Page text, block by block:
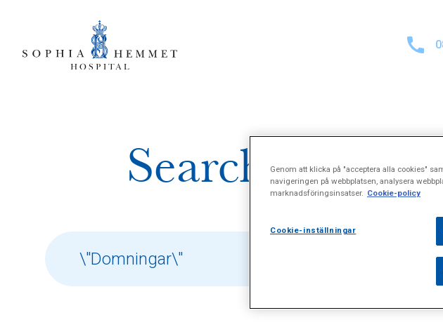
Search results
Genom att klicka på "acceptera alla cookies"
navigeringen på webbplatsen, analysera
marknadsföringsinsatser. Cookie-policy
Cookie-inställningar